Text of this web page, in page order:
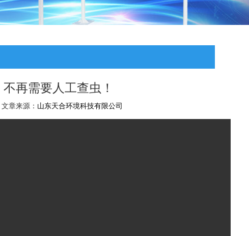
再需要人工查虫！
章来源： 山东天合环境科技有限公司